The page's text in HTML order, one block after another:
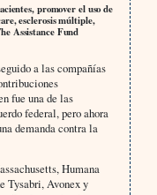
promover el uso de
esclerosis múltiple,
Assistance Fund
a las compañías
fue una de las
federal, pero ahora
demanda contra la
Humana
Tysabri, Avonex y